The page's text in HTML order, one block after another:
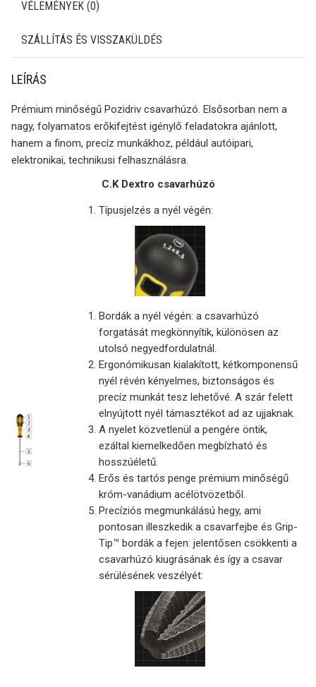
VÉLEMÉNYEK (0)
SZÁLLÍTÁS ÉS VISSZAKÜLDÉS
LEÍRÁS
Prémium minőségű Pozidriv csavarhúzó. Elsősorban nem a
nagy, folyamatos erőkifejtést igénylő feladatokra ajánlott,
hanem a finom, precíz munkákhoz, például autóipari,
elektronikai, technikusi felhasználásra.
C.K Dextro csavarhúzó
Típusjelzés a nyél végén:
Bordák a nyél végén: a csavarhúzó
forgatását megkönnyítik, különösen az
utolsó negyedfordulatnál.
Ergonómikusan kialakított, kétkomponensű
nyél révén kényelmes, biztonságos és
precíz munkát tesz lehetővé. A szár felett
elnyújtott nyél támasztékot ad az ujjaknak.
A nyelet közvetlenül a pengére öntik,
ezáltal kiemelkedően megbízható és
hosszúéletű.
Erős és tartós penge prémium minőségű
króm-vanádium acélötvözetből.
Precíziós megmunkálású hegy, ami
pontosan illeszkedik a csavarfejbe és Grip-
Tip™ bordák a fejen: jelentősen csökkenti a
csavarhúzó kiugrásának és így a csavar
sérülésének veszélyét: